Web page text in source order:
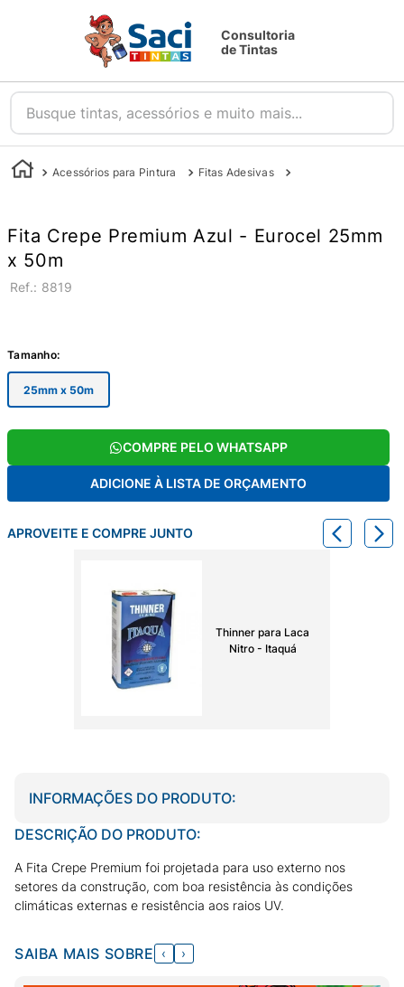
Consultoria
de Tintas
Busque tintas, acessórios e muito mais...
Acessórios para Pintura Fitas Adesivas
Fita Crepe Premium Azul - Eurocel 25mm
x 50m
: 8819
Tamanho:
25mm x 50m
COMPRE PELO WHATSAPP
ADICIONE À LISTA DE ORÇAMENTO
APROVEITE E COMPRE JUNTO
Thinner para Laca
Nitro - Itaquá
INFORMAÇÕES DO PRODUTO:
DESCRIÇÃO DO PRODUTO:
A Fita Crepe Premium foi projetada para uso externo nos
setores da construção, com boa resistência às condições
climáticas externas e resistência aos raios UV.
SAIBA MAIS SOBRE ‹ ›